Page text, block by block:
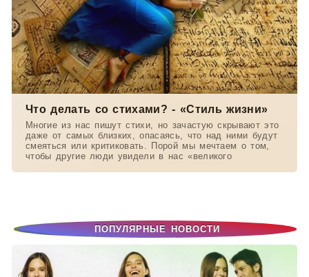
Что делать со стихами? - «Стиль жизни»
Многие из нас пишут стихи, но зачастую скрывают это
даже от самых близких, опасаясь, что над ними будут
смеяться или критиковать. Порой мы мечтаем о том,
чтобы другие люди увидели в нас «великого
ПОПУЛЯРНЫЕ НОВОСТИ